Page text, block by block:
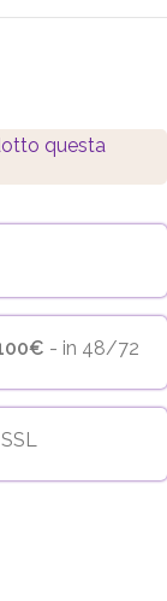
questa
- in 48/72